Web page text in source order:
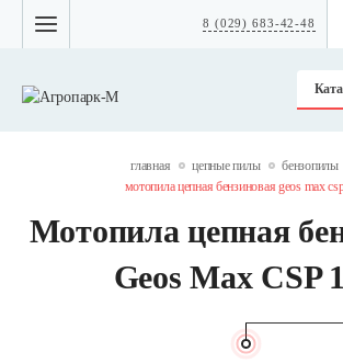
8 (029) 683-42-48
главная цепные пилы
бензопилы
мотопила цепная бензиновая geos max
Мотопила цепная
Geos Max CSP